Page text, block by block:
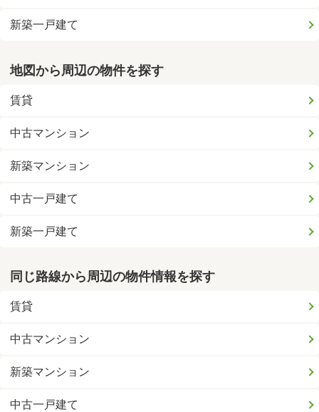
新築一戸建て
地図から周辺の物件を探す
賃貸
中古マンション
新築マンション
中古一戸建て
新築一戸建て
同じ路線から周辺の物件情報を探す
賃貸
中古マンション
新築マンション
中古一戸建て